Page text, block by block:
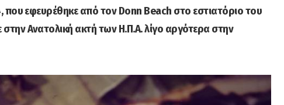
εφευρέθηκε από τον Donn Beach στο εστιατόριο του
στην Ανατολική ακτή των Η.Π.Α. λίγο αργότερα στην